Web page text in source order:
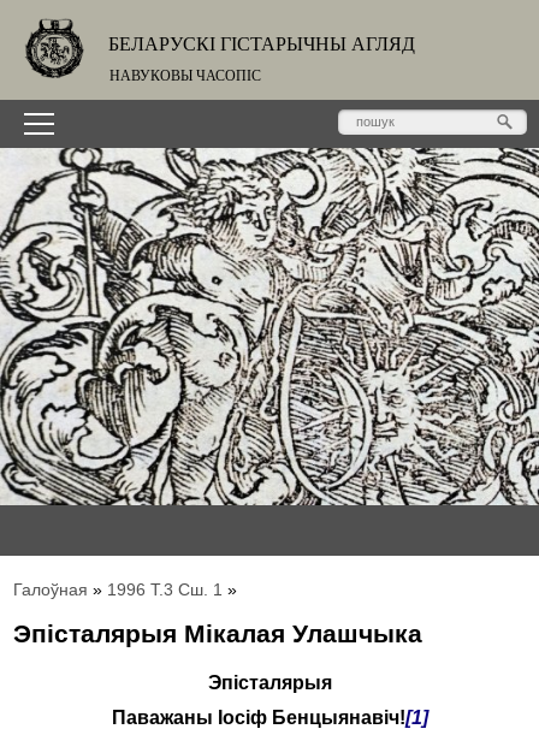
БЕЛАРУСКІ ГІСТАРЫЧНЫ АГЛЯД
НАВУКОВЫ ЧАСОПІС
Галоўная » 1996 Т.3 Сш. 1 »
Эпісталярыя Мікалая Улашчыка
Эпісталярыя
Паважаны Іосіф Бенцыянавіч![1]